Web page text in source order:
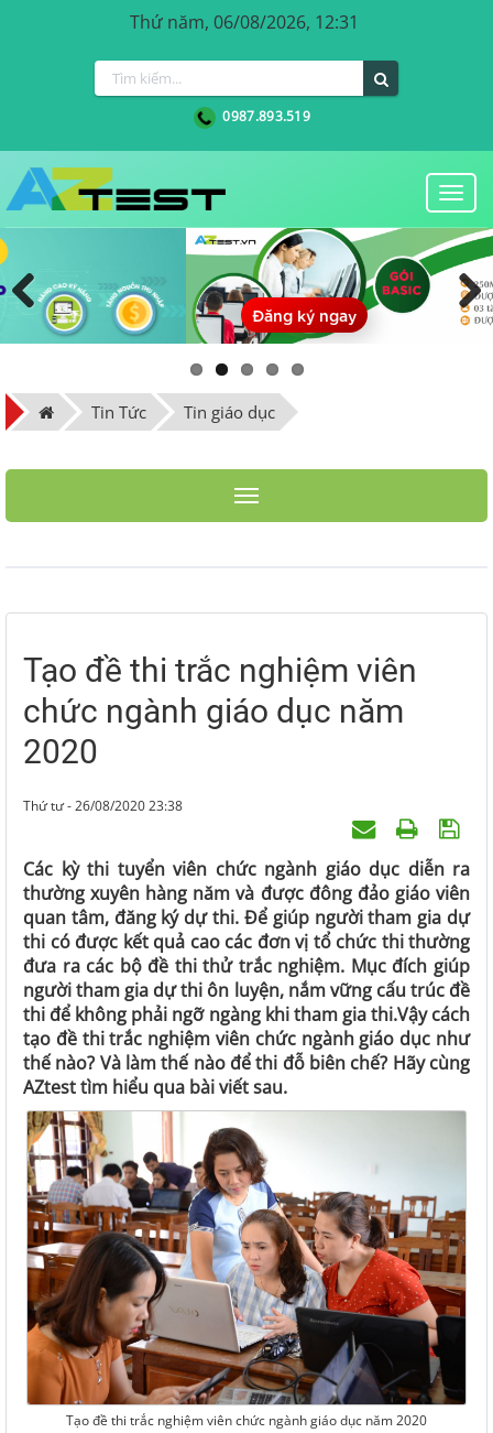
Thứ năm, 06/08/2026, 12:31
0987.893.519
Đăng ký ngay
Previous Next
Tin Tức Tin giáo dục
Toggle navigation
Tạo đề thi trắc nghiệm viên
chức ngành giáo dục năm
2020
Thứ tư - 26/08/2020 23:38
Các kỳ thi tuyển viên chức ngành giáo dục diễn ra
thường xuyên hàng năm và được đông đảo giáo viên
quan tâm, đăng ký dự thi. Để giúp người tham gia dự
thi có được kết quả cao các đơn vị tổ chức thi thường
đưa ra các bộ đề thi thử trắc nghiệm. Mục đích giúp
người tham gia dự thi ôn luyện, nắm vững cấu trúc đề
thi để không phải ngỡ ngàng khi tham gia thi.​​​​​​​Vậy cách
tạo đề thi trắc nghiệm viên chức ngành giáo dục như
thế nào? Và làm thế nào để thi đỗ biên chế? Hãy cùng
AZtest tìm hiểu qua bài viết sau.
Tạo đề thi trắc nghiệm viên chức ngành giáo dục năm 2020